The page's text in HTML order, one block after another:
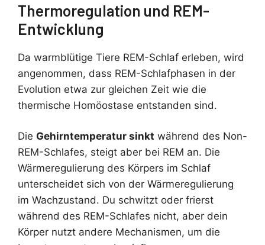
Thermoregulation und REM-
Entwicklung
Da warmblütige Tiere REM-Schlaf erleben, wird
angenommen, dass REM-Schlafphasen in der
Evolution etwa zur gleichen Zeit wie die
thermische Homöostase entstanden sind.
Die Gehirntemperatur sinkt während des Non-
REM-Schlafes, steigt aber bei REM an. Die
Wärmeregulierung des Körpers im Schlaf
unterscheidet sich von der Wärmeregulierung
im Wachzustand. Du schwitzt oder frierst
während des REM-Schlafes nicht, aber dein
Körper nutzt andere Mechanismen, um die